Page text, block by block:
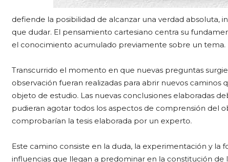
defiende la posibilidad de alcanzar una verdad absoluta,
que dudar. El pensamiento cartesiano centra su
el conocimiento acumulado previamente sobre un tema.
Transcurrido el momento en que nuevas preguntas
observación fueran realizadas para abrir nuevos
objeto de estudio. Las nuevas conclusiones elaboradas
pudieran agotar todos los aspectos de comprensión del
comprobarían la tesis elaborada por un experto.
Este camino consiste en la duda, la experimentación y la
influencias que llegan a predominar en la constitución de